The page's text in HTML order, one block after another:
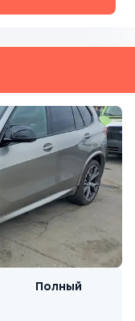
Полный